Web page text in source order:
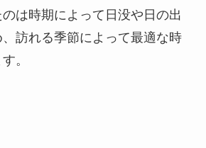
は時期によって日没や日の出
訪れる季節によって最適な時
。